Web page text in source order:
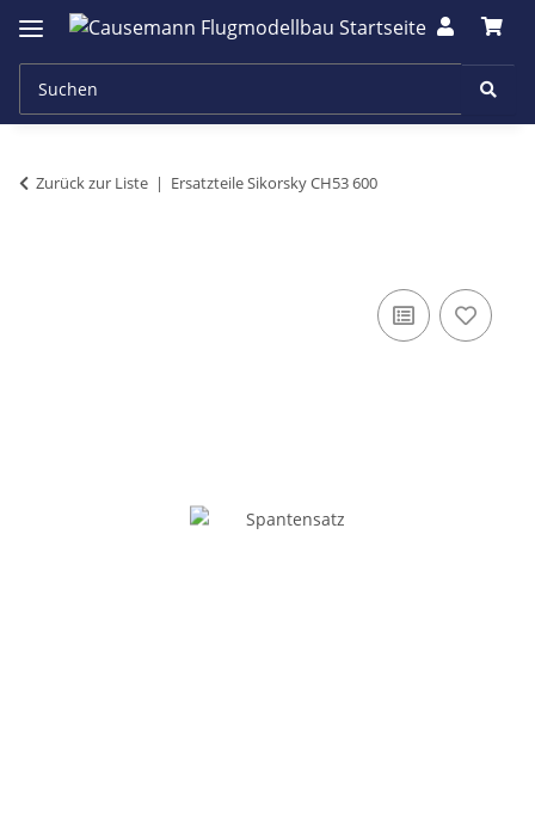
Zurück zur Liste Ersatzteile Sikorsky CH53 600